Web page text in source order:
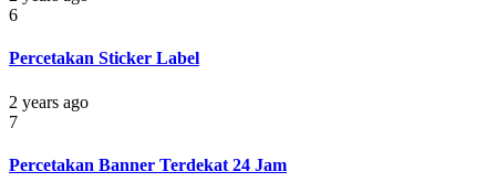
6
Percetakan Sticker Label
2 years ago
7
Percetakan Banner Terdekat 24 Jam